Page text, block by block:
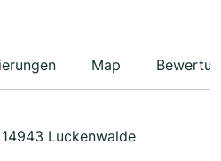
Map
Luckenwalde